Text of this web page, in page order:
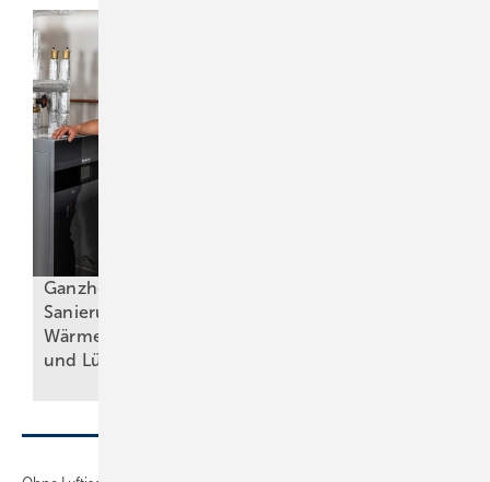
Ganzheitliche
Sanierung mit
Wärmepumpe, PV
und
Lüftung